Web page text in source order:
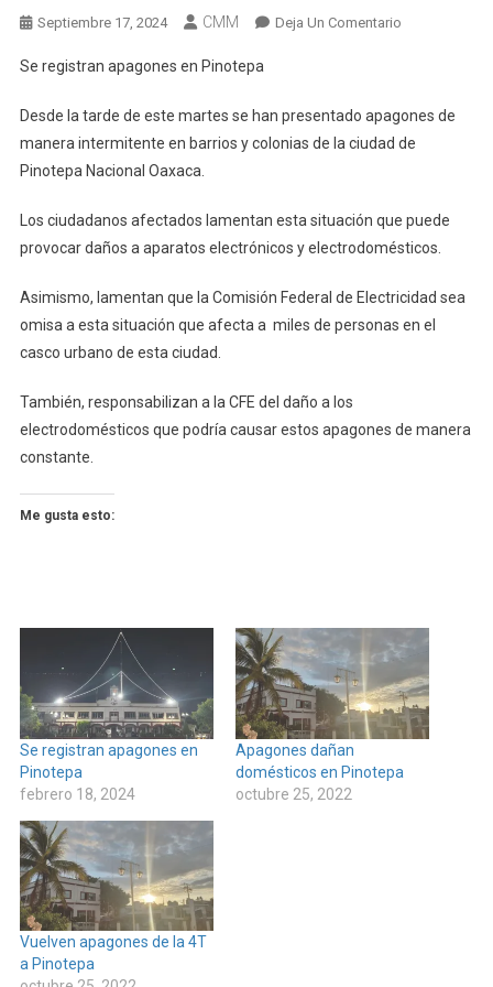
Septiembre 17, 2024 CMM Deja Un ComentarioEn
En
Pinotepa
Se registran apagones en Pinotepa
Desde la tarde de este martes se han presentado apagones de
manera intermitente en barrios y colonias de la ciudad de
Pinotepa Nacional Oaxaca.
Los ciudadanos afectados lamentan esta situación que puede
provocar daños a aparatos electrónicos y electrodomésticos.
Asimismo, lamentan que la Comisión Federal de Electricidad sea
omisa a esta situación que afecta a miles de personas en el
casco urbano de esta ciudad.
También, responsabilizan a la CFE del daño a los
electrodomésticos que podría causar estos apagones de manera
constante.
Me gusta esto:
Se registran apagones en
Pinotepa
febrero 18, 2024
Apagones dañan
domésticos en Pinotepa
octubre 25, 2022
Vuelven apagones de la 4T
a Pinotepa